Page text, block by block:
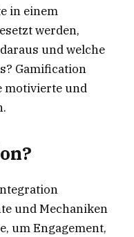
in einem
werden,
und welche
Gamification
motivierte und
und Mechaniken
um Engagement,